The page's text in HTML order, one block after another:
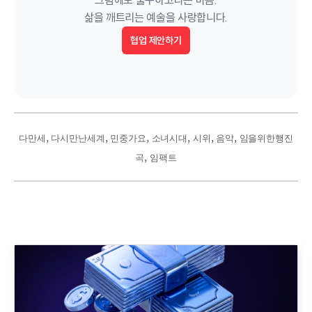
삶을 깨트리는 예술을 사랑합니다.
협업 제안하기
다만세 , 다시만난세계 , 민중가요 , 소녀시대 , 시위 , 음악, 임을위한행진
곡, 임팩트